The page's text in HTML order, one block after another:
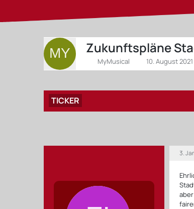
Zukunftspläne
MyMusical 10. August
TICKER
3.